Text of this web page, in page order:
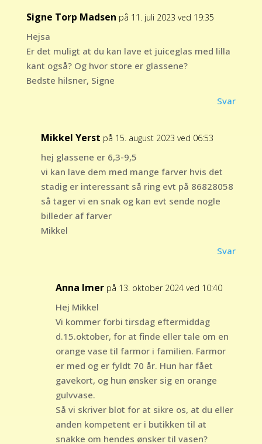
Signe Torp Madsen på 11. juli 2023 ved 19:35
Hejsa
Er det muligt at du kan lave et juiceglas med lilla
kant også? Og hvor store er glassene?
Bedste hilsner, Signe
Svar
Mikkel Yerst på 15. august 2023 ved 06:53
hej glassene er 6,3-9,5
vi kan lave dem med mange farver hvis det
stadig er interessant så ring evt på 86828058
så tager vi en snak og kan evt sende nogle
billeder af farver
Mikkel
Svar
Anna Imer på 13. oktober 2024 ved 10:40
Hej Mikkel
Vi kommer forbi tirsdag eftermiddag
d.15.oktober, for at finde eller tale om en
orange vase til farmor i familien. Farmor
er med og er fyldt 70 år. Hun har fået
gavekort, og hun ønsker sig en orange
gulvvase.
Så vi skriver blot for at sikre os, at du eller
anden kompetent er i butikken til at
snakke om hendes ønsker til vasen?